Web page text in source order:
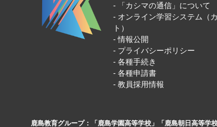
「カシマの通信」について
オンライン学習システム（
ト）
情報公開
プライバシーポリシー
各種手続き
各種申請書
教員採用情報
鹿島教育グループ：「鹿島学園高等学校」「鹿島朝日高等学